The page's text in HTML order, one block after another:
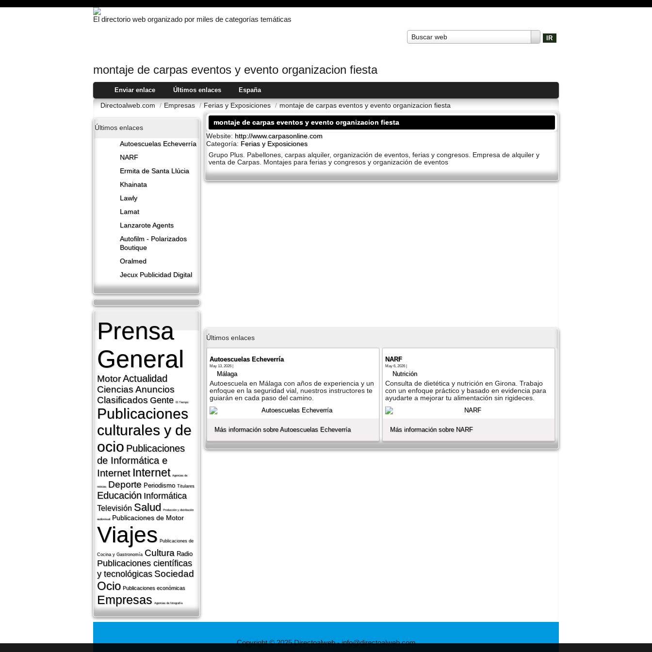
El directorio web organizado por miles de categorías temáticas
Buscar web
montaje de carpas eventos y evento organizacion fiesta
Enviar enlace Últimos enlaces España
Directoalweb.com / Empresas / Ferias y Exposiciones / montaje de carpas eventos y evento organizacion fiesta
Últimos enlaces
Autoescuelas Echeverría
NARF
Ermita de Santa Llúcia
Khainata
Lawly
Lamat
Lanzarote​ Agents
Autofilm - Polarizados
Boutique
Oralmed
Jecux Publicidad Digital
Prensa
General
MotorActualidad
CienciasAnuncios
Clasificados Gente El Tiempo
Publicaciones
culturales y de
ocio Publicaciones
de Informática e
Internet Internet Agencias de
noticias Deporte Periodismo Titulares
Educación Informática
Televisión Salud Producción y distribución
audiovisual Publicaciones de Motor
Viajes Publicaciones de
Cocina y Gastronomí­a Cultura Radio
Publicaciones cientí­ficas
y tecnológicas Sociedad
Ocio Publicaciones económicas
Empresas Agencias de fotografí­a
montaje de carpas eventos y evento organizacion fiesta
Website: http://www.carpasonline.com
Categoría: Ferias y Exposiciones
Grupo Plus. Pabellones, carpas alquiler, organización de eventos, ferias y congresos. Empresa de alquiler y
venta de Carpas. Montajes para ferias y congresos y organización de eventos
Últimos enlaces
Autoescuelas Echeverría
May 13, 2026 |
Málaga
Autoescuela en Málaga con años de experiencia y un
enfoque en la seguridad vial, nuestros instructores te
guiarán en cada paso del camino.
Más información sobre Autoescuelas Echeverría
NARF
May 6, 2026 |
Nutrición
Consulta de dietética y nutrición en Girona. Trabajo
con un enfoque práctico y basado en evidencia para
ayudarte a mejorar tu alimentación sin rigideces.
Más información sobre NARF
Copyright © 2025 Directoalweb - info@directoalweb.com